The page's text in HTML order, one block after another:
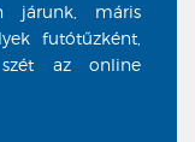
járunk, máris
futótűzként,
az online